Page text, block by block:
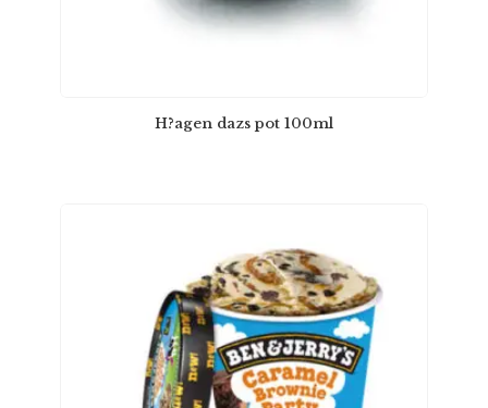
H?agen dazs pot 100ml